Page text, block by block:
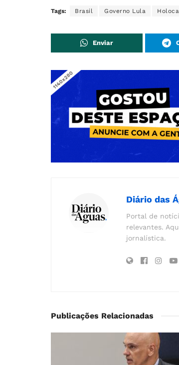
Tags: Brasil Governo Lula
Enviar
Diário das
Portal de
relevantes.
jornalística.
Publicações Relacionadas